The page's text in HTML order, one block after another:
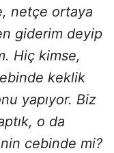
netçe ortaya
giderim deyip
Hiç kimse,
keklik
yapıyor. Biz
o da
cebinde mi?